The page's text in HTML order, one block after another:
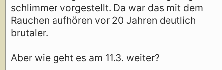
schlimmer vorgestellt. Da war das mit dem
Rauchen aufhören vor 20 Jahren deutlich
brutaler.
Aber wie geht es am 11.3. weiter?